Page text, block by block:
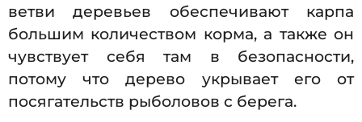
ветви деревьев обеспечивают карпа
большим количеством корма, а также он
чувствует себя там в безопасности,
потому что дерево укрывает его от
посягательств рыболовов с берега.